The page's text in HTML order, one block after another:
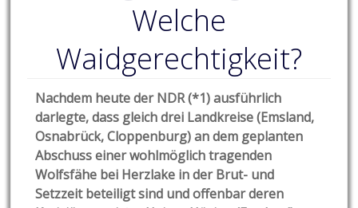
Welche
Waidgerechtigkeit?
Nachdem heute der NDR (*1) ausführlich
darlegte, dass gleich drei Landkreise (Emsland,
Osnabrück, Cloppenburg) an dem geplanten
Abschuss einer wohlmöglich tragenden
Wolfsfähe bei Herzlake in der Brut- und
Setzzeit beteiligt sind und offenbar deren